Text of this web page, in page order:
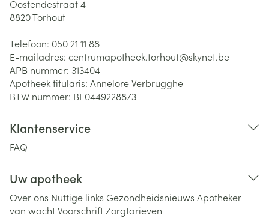
Oostendestraat 4
8820Torhout
Telefoon: 050 21 11 88
E-mailadres: centrumapotheek.torhout@skynet.be
APB nummer: 313404
Apotheek titularis: Annelore Verbrugghe
BTW nummer: BE0449228873
Klantenservice
FAQ
Uw apotheek
Over ons Nuttige links Gezondheidsnieuws Apotheker
van wachtVoorschriftZorgtarieven